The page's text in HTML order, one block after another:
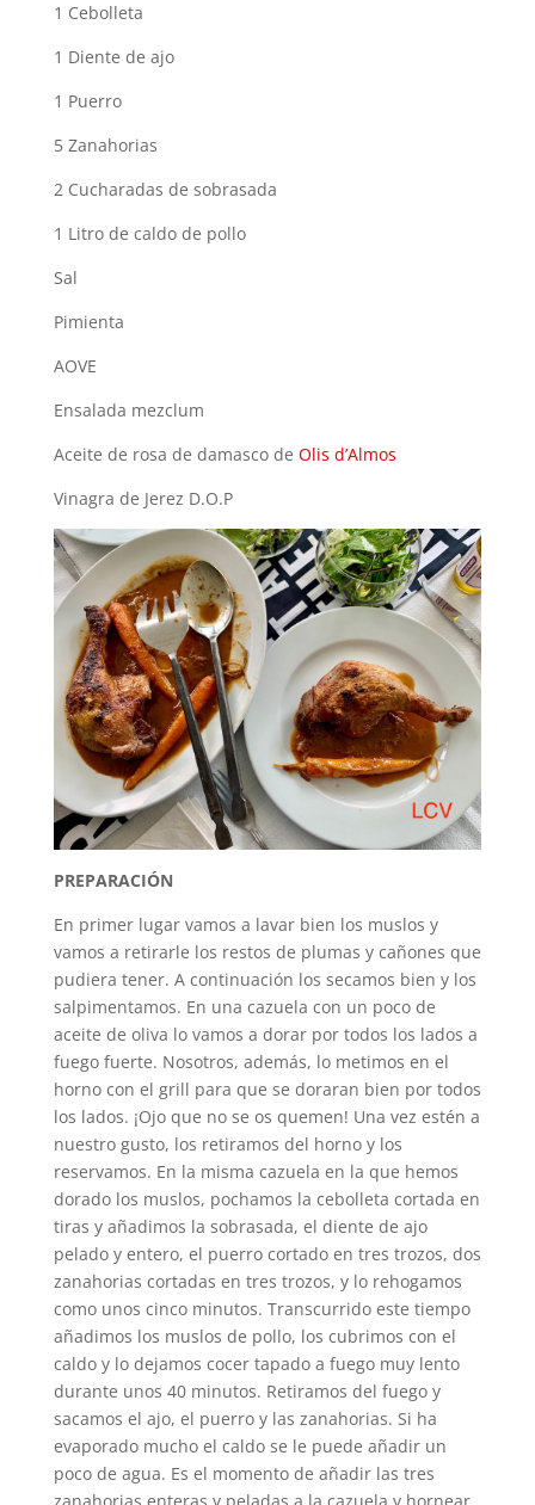
1 Cebolleta
1 Diente de ajo
1 Puerro
5 Zanahorias
2 Cucharadas de sobrasada
1 Litro de caldo de pollo
Sal
Pimienta
AOVE
Ensalada mezclum
Aceite de rosa de damasco de Olis d’Almos
Vinagra de Jerez D.O.P
PREPARACIÓN
En primer lugar vamos a lavar bien los muslos y
vamos a retirarle los restos de plumas y cañones que
pudiera tener. A continuación los secamos bien y los
salpimentamos. En una cazuela con un poco de
aceite de oliva lo vamos a dorar por todos los lados a
fuego fuerte. Nosotros, además, lo metimos en el
horno con el grill para que se doraran bien por todos
los lados. ¡Ojo que no se os quemen! Una vez estén a
nuestro gusto, los retiramos del horno y los
reservamos. En la misma cazuela en la que hemos
dorado los muslos, pochamos la cebolleta cortada en
tiras y añadimos la sobrasada, el diente de ajo
pelado y entero, el puerro cortado en tres trozos, dos
zanahorias cortadas en tres trozos, y lo rehogamos
como unos cinco minutos. Transcurrido este tiempo
añadimos los muslos de pollo, los cubrimos con el
caldo y lo dejamos cocer tapado a fuego muy lento
durante unos 40 minutos. Retiramos del fuego y
sacamos el ajo, el puerro y las zanahorias. Si ha
evaporado mucho el caldo se le puede añadir un
poco de agua. Es el momento de añadir las tres